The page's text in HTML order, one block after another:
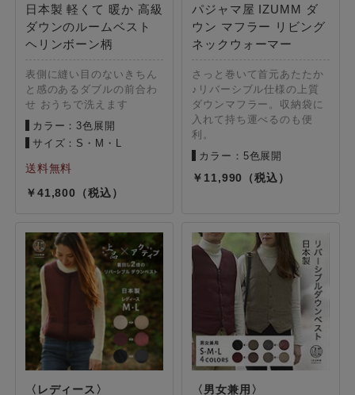
日本製 軽くて 暖か 高級
ダウンのルームベスト
ヘリンボーン柄
表側に縫い目のないきちん
と感のあるダブルの前合わ
せ おうちで洗えます
カラー：3色展開
サイズ：S・M・L
41,800
パジャマ屋 IZUMM ダ
ウン マフラー リビング
ネックウォーマー
さっと巻いて首元あたたか
♪リバーシブル仕様の上質
ダウンマフラー。収納袋に
入れて持ち運べるのも便
利。
カラー：5色展開
11,990